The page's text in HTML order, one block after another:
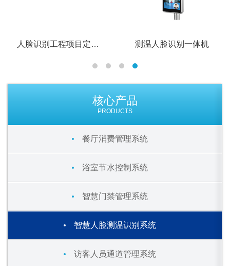
核心产品
PRODUCTS
餐厅消费管理系统
浴室节水控制系统
智慧门禁管理系统
智慧人脸测温识别系统
访客人员通道管理系统
人脸识别工程项目定制机 测温人脸识别一体机